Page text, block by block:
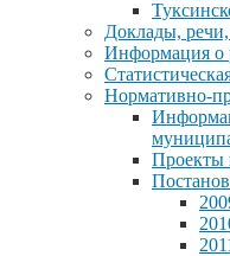
Доклады,
Информация о
Нормативно-
Проекты